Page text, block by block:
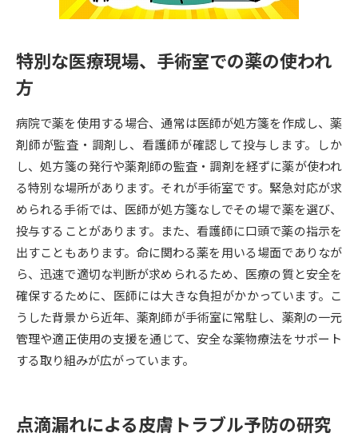
大学入学共通テスト「受験上の
配慮案内」の請求
高等学校卒業程度認定試験
幼稚園教員資格認定試験 小学校教員資格認定試験
高等学校（情報）教員資格認定
大学研究 大学検索
大学で学べる内容や特徴を調べる
新増設大学・学部・学科特集
国際・グローバルに強い大学特
集
データサイエンス特集 奨学金・特待生制度特集
デジタルパンフレット
（高3生用）
（高2生用）
特別な医療現場、手術室での薬の使われ
方
病院で薬を使用する場合、通常は医師が処方箋を作成し、薬
剤師が監査・調剤し、看護師が確認して投与します。しか
し、処方箋の発行や薬剤師の監査・調剤を経ずに薬が使われ
る特別な場所があります。それが手術室です。緊急対応が求
められる手術では、医師が処方箋なしでその場で薬を選び、
投与することがあります。また、看護師に口頭で薬の指示を
出すこともあります。命に関わる薬を用いる場面でありなが
ら、迅速で適切な判断が求められるため、医療の質と安全を
確保するために、医師には大きな負担がかかっています。こ
うした背景から近年、薬剤師が手術室に常駐し、薬剤の一元
管理や適正使用の支援を通じて、安全な薬物療法をサポート
する取り組みが広がっています。
点滴漏れによる皮膚トラブル予防の研究